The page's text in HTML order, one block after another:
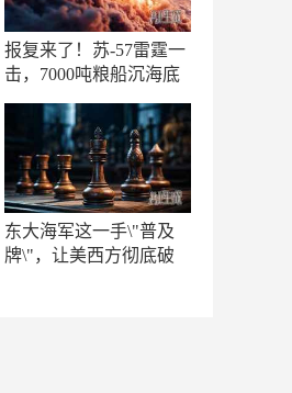
报复来了！苏-57雷霆一
击，7000吨粮船沉海底
东大海军这一手\"普及
牌\"，让美西方彻底破